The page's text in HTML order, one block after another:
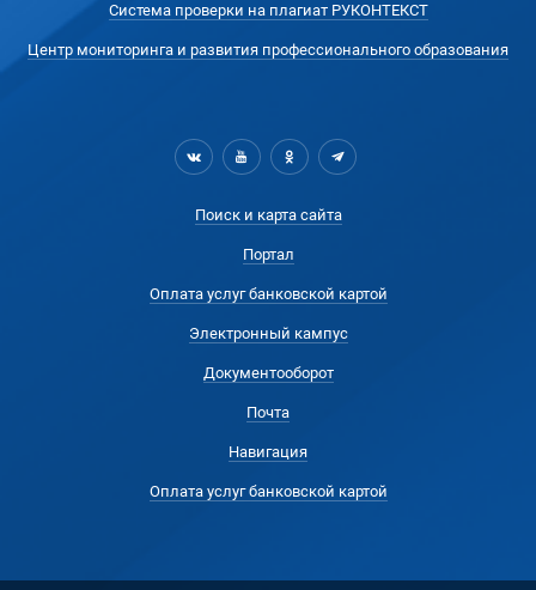
Система проверки на плагиат РУКОНТЕКСТ
Центр мониторинга и развития профессионального образования
Поиск и карта сайта
Портал
Оплата услуг банковской картой
Электронный кампус
Документооборот
Почта
Навигация
Оплата услуг банковской картой